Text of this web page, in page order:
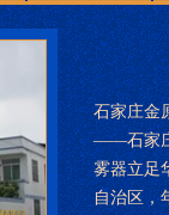
石家庄金
——石家庄
雾器立足
自治区，